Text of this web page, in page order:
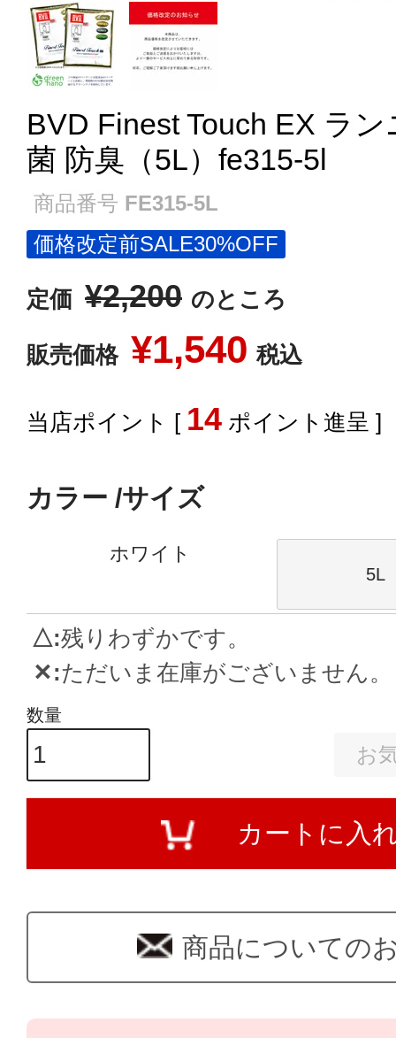
BVD Finest Touch EX ラ
菌 防臭（5L）fe315-5l
商品番号 FE315-5L
価格改定前SALE30%OFF
定価 ¥2,200 のところ
販売価格 ¥1,540 税込
[ 14 ポイント進呈 ]
カラー サイズ
ホワイト
5L
△ 残りわずかです。
✕ ただいま在庫がございません。
お
カートに入
商品についての